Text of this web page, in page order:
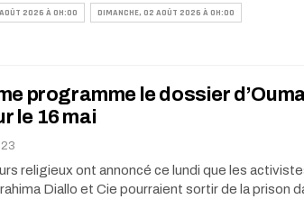
2026 À 0H:00 DIMANCHE, 02 AOÛT 2026 À 0H:00
programme le dossier
le 16 mai
religieux ont annoncé ce lundi que les
Diallo et Cie pourraient sortir de la prison